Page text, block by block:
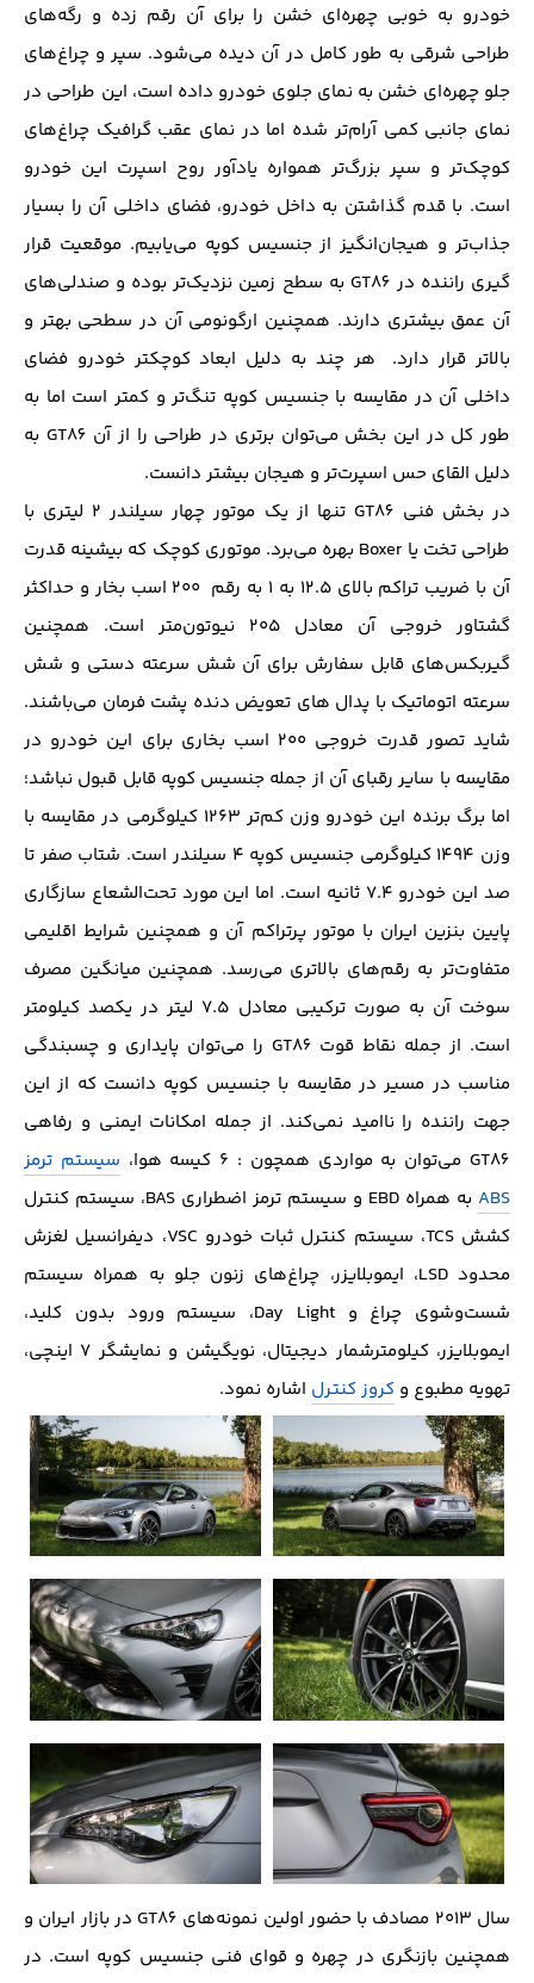
خودرو به خوبی چهره‌ای خشن را برای آن رقم ‌زده و رگه‌های
طراحی شرقی به طور کامل در آن دیده‌ می‌شود. سپر و چراغ‌های
جلو چهره‌ای خشن به نمای جلوی خودرو داده است، این طراحی در
نمای جانبی کمی آرام‌تر شده اما در نمای عقب گرافیک چراغ‌های
کوچک‌تر و سپر بزرگ‌تر همواره یادآور روح اسپرت این خودرو
است. با قدم گذاشتن به داخل خودرو، فضای داخلی آن را بسیار
جذاب‌تر و هیجان‌انگیز از جنسیس کوپه می‌یابیم. موقعیت قرار
گیری راننده در GT86 به سطح زمین نزدیک‌تر بوده و صندلی‌های
آن عمق بیشتری دارند. همچنین ارگونومی آن در سطحی بهتر و
بالاتر قرار دارد. هر چند به دلیل ابعاد کوچکتر خودرو فضای
داخلی آن در مقایسه با جنسیس کوپه تنگ‌تر و کمتر است اما به
طور کل در این بخش می‌توان برتری در طراحی را از آن GT86 به
دلیل القای حس اسپرت‌تر و هیجان بیشتر دانست.
در بخش فنی GT86 تنها از یک موتور چهار سیلندر 2 لیتری با
طراحی تخت یا Boxer بهره می‌برد. موتوری کوچک که بیشینه قدرت
آن با ضریب تراکم بالای ۱۲.۵ به ۱ به رقم ۲۰۰ اسب بخار و حداکثر
گشتاور خروجی آن معادل ۲۰۵ نیوتون‌متر است. همچنین
گیربکس‌های قابل سفارش برای آن شش سرعته دستی و شش
سرعته اتوماتیک با پدال های تعویض دنده پشت فرمان می‌باشند.
شاید تصور قدرت خروجی ۲۰۰ اسب بخاری برای این خودرو در
مقایسه با سایر رقبای آن از جمله جنسیس کوپه قابل قبول نباشد؛
اما برگ برنده این خودرو وزن کم‌تر ۱۲۶۳ کیلوگرمی در مقایسه با
وزن ۱۴۹۴ کیلوگرمی جنسیس کوپه ۴ سیلندر است. شتاب صفر تا
صد این خودرو ۷.۴ ثانیه است. اما این مورد تحت‌الشعاع سازگاری
پایین بنزین ایران با موتور پر‌تراکم آن و همچنین شرایط اقلیمی
متفاوت‌تر به رقم‌های بالاتری‌ می‌رسد. همچنین میانگین مصرف
سوخت آن به صورت ترکیبی معادل ۷.۵ لیتر در یکصد کیلومتر
است. از جمله نقاط قوت GT86 را می‌توان پایداری و چسبندگی
مناسب‌ در مسیر در مقایسه با جنسیس کوپه دانست که از این
جهت راننده را نا‌امید نمی‌کند. از جمله امکانات ایمنی و رفاهی
GT86 می‌توان به مواردی همچون :‌ ۶ کیسه هوا،
سیستم ترمز
ABS
به همراه EBD و سیستم ترمز اضطراری BAS، سیستم کنترل
کشش TCS، سیستم کنترل ثبات خودرو VSC، دیفرانسیل لغزش
محدود LSD، ایموبلایزر، چراغ‌های زنون جلو به همراه سیستم
شست‌وشوی چراغ و Day Light، سیستم ورود بدون کلید،
ایموبلایزر، کیلومتر‌شمار دیجیتال، نویگیشن و نمایشگر ۷ اینچی،
تهویه مطبوع و کروز کنترل اشاره نمود.
سال ۲۰۱۳ مصادف با حضور اولین نمونه‌های GT86 در بازار ایران و
همچنین بازنگری در چهره و قوای فنی جنسیس کوپه است. در